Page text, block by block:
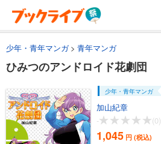
少年・青年マンガ 青年マンガ
ひみつのアンドロイド花劇団
少年・青年マンガ
加山紀章
-
(0)
1,045 円 (税込)